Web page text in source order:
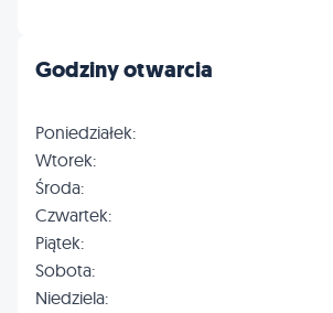
Godziny otwarcia
Poniedziałek:
Wtorek:
Środa:
Czwartek:
Piątek:
Sobota:
Niedziela: